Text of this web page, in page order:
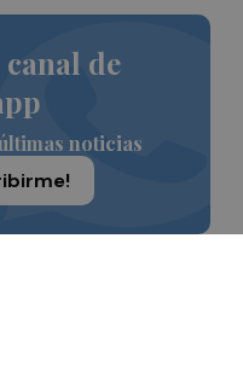
de
noticias